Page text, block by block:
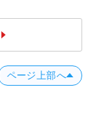
ページ上部へ